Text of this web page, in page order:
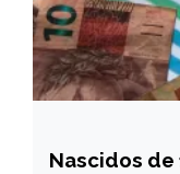
BRASIL
Nascidos de